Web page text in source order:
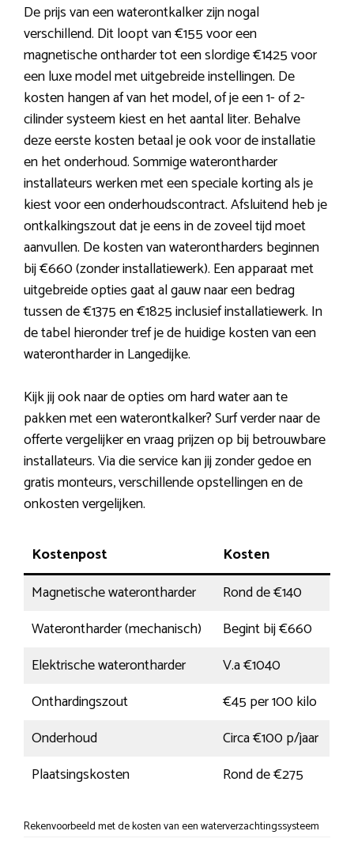
De prijs van een waterontkalker zijn nogal
verschillend. Dit loopt van €155 voor een
magnetische ontharder tot een slordige €1425 voor
een luxe model met uitgebreide instellingen. De
kosten hangen af van het model, of je een 1- of 2-
cilinder systeem kiest en het aantal liter. Behalve
deze eerste kosten betaal je ook voor de installatie
en het onderhoud. Sommige waterontharder
installateurs werken met een speciale korting als je
kiest voor een onderhoudscontract. Afsluitend heb je
ontkalkingszout dat je eens in de zoveel tijd moet
aanvullen. De kosten van waterontharders beginnen
bij €660 (zonder installatiewerk). Een apparaat met
uitgebreide opties gaat al gauw naar een bedrag
tussen de €1375 en €1825 inclusief installatiewerk. In
de tabel hieronder tref je de huidige kosten van een
waterontharder in Langedijke.
Kijk jij ook naar de opties om hard water aan te
pakken met een waterontkalker? Surf verder naar de
offerte vergelijker en vraag prijzen op bij betrouwbare
installateurs. Via die service kan jij zonder gedoe en
gratis monteurs, verschillende opstellingen en de
onkosten vergelijken.
Kostenpost
Kosten
Magnetische waterontharder
Rond de €140
Waterontharder (mechanisch)
Begint bij €660
Elektrische waterontharder
V.a €1040
Onthardingszout
€45 per 100 kilo
Onderhoud
Circa €100 p/jaar
Plaatsingskosten
Rond de €275
Rekenvoorbeeld met de kosten van een waterverzachtingssysteem